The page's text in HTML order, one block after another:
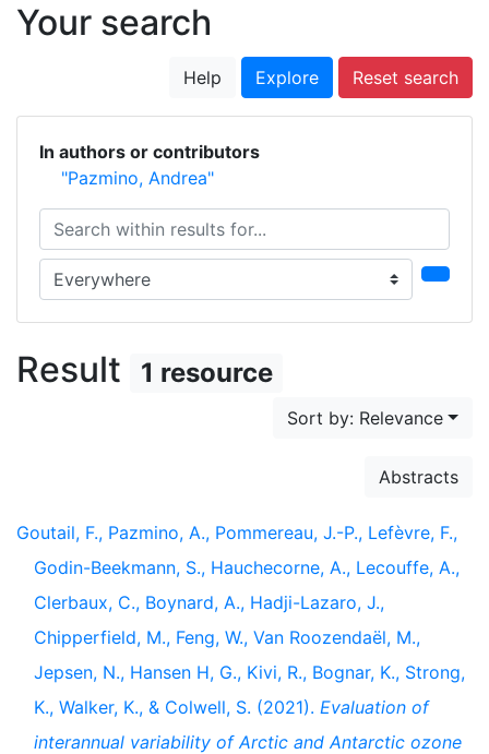
Your search
Help Explore Reset search
In authors or contributors
"Pazmino, Andrea"
Search within results for...
Search in...
Result 1 resource
Sort by: Relevance
Abstracts
Goutail, F., Pazmino, A., Pommereau, J.-P., Lefèvre, F.,
Godin-Beekmann, S., Hauchecorne, A., Lecouffe, A.,
Clerbaux, C., Boynard, A., Hadji-Lazaro, J.,
Chipperfield, M., Feng, W., Van Roozendaël, M.,
Jepsen, N., Hansen H, G., Kivi, R., Bognar, K., Strong,
K., Walker, K., & Colwell, S. (2021). Evaluation of
interannual variability of Arctic and Antarctic ozone